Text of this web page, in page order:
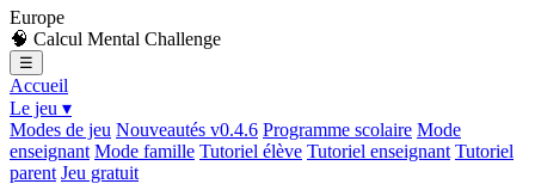
Europe
🧠 Calcul Mental Challenge
☰
Accueil
Le jeu ▾
Modes de jeu Nouveautés v0.4.6 Programme scolaire Mode
enseignant Mode famille Tutoriel élève Tutoriel enseignant Tutoriel
parent Jeu gratuit